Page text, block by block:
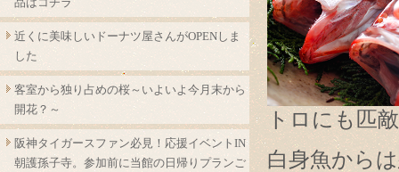
トロにも匹
白身魚から
近くに美味しいドーナツ屋さんがOPENしま
した
客室から独り占めの桜～いよいよ今月末から
開花？～
阪神タイガースファン必見！応援イベントIN
朝護孫子寺。参加前に当館の日帰りプランご